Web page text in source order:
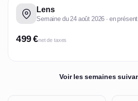
Lens
Semaine du 24 août 2026 · en
499 €net de taxes
Voir les semaines